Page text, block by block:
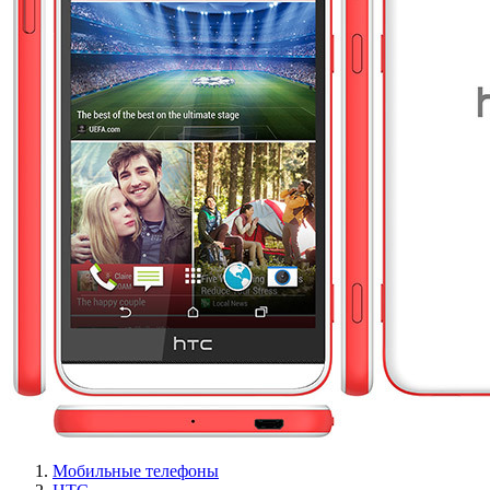
Мобильные телефоны